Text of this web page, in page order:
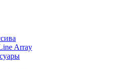
Array